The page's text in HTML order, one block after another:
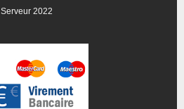
Serveur 2022